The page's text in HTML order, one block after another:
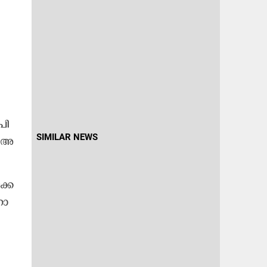
അ​
SIMILAR NEWS